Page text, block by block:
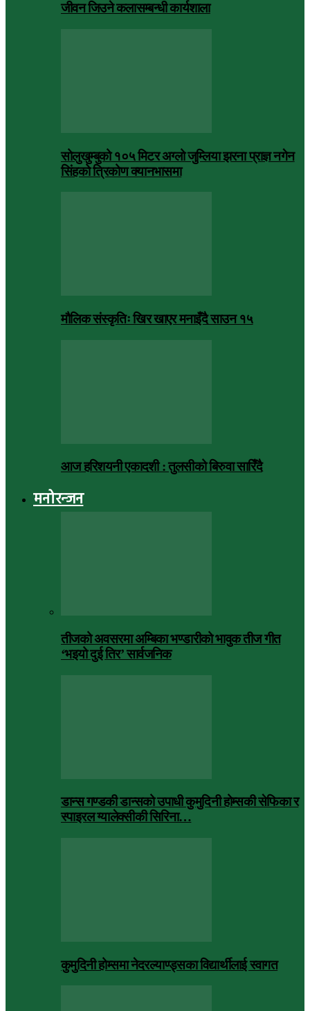
जीवन जिउने कलासम्बन्धी कार्यशाला
सोलुखुम्बुको १०५ मिटर अग्लो जुम्लिया झरना प्राज्ञ नगेन
सिंहको त्रिकोण क्यानभासमा
मौलिक संस्कृतिः खिर खाएर मनाइँदै साउन १५
आज हरिशयनी एकादशी : तुलसीको बिरुवा सारिँदै
मनोरन्जन
तीजको अवसरमा अम्बिका भण्डारीको भावुक तीज गीत
‘भइयो दुई तिर’ सार्वजनिक
डान्स गण्डकी डान्सको उपाधी कुमुदिनी होम्सकी सेफिका र
स्पाइरल ग्यालेक्सीकी सिरिना…
कुमुदिनी होम्समा नेदरल्याण्ड्सका विद्यार्थीलाई स्वागत